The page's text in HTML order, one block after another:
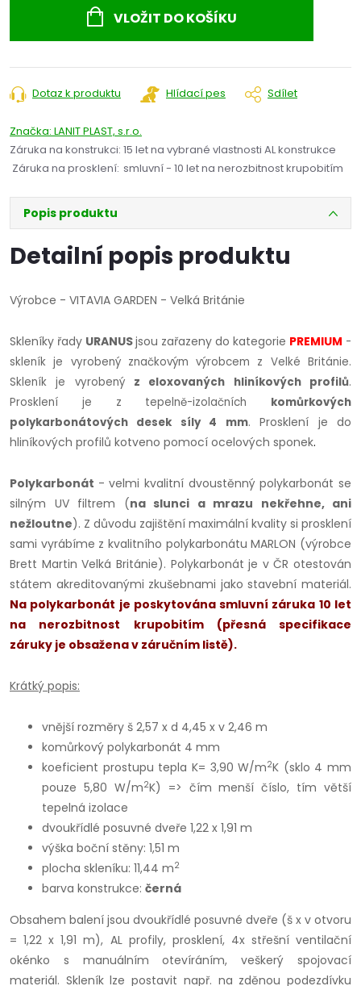
VLOŽIT DO KOŠÍKU
Dotaz k produktu Hlídací pes Sdílet
Značka: LANIT PLAST, s.r.o.
Záruka na konstrukci: 15 let na vybrané vlastnosti AL konstrukce
Záruka na prosklení: smluvní - 10 let na nerozbitnost krupobitím
Popis produktu
Detailní popis produktu
Výrobce - VITAVIA GARDEN - Velká Británie
Skleníky řady URANUSjsou zařazeny do kategorie PREMIUM -
skleník je vyrobený značkovým výrobcem z Velké Británie.
Skleník je vyrobený z eloxovaných hliníkových profilů.
Prosklení je z tepelně-izolačních komůrkových
polykarbonátových desek síly 4 mm. Prosklení je do
hliníkových profilů kotveno pomocí ocelových sponek.
Polykarbonát - velmi kvalitní dvoustěnný polykarbonát se
silným UV filtrem (na slunci a mrazu nekřehne, ani
nežloutne). Z důvodu zajištění maximální kvality si prosklení
sami vyrábíme z kvalitního polykarbonátu MARLON (výrobce
Brett Martin Velká Británie). Polykarbonát je v ČR otestován
státem akreditovanými zkušebnami jako stavební materiál.
Na polykarbonát je poskytována smluvní záruka 10 let
na nerozbitnost krupobitím (přesná specifikace
záruky je obsažena v záručním listě).
Krátký popis:
vnější rozměry š 2,57 x d 4,45 x v 2,46 m
komůrkový polykarbonát 4 mm
koeficient prostupu tepla K= 3,90 W/m2K (sklo 4 mm
pouze 5,80 W/m2K) => čím menší číslo, tím větší
tepelná izolace
dvoukřídlé posuvné dveře 1,22 x 1,91 m
výška boční stěny: 1,51 m
plocha skleníku: 11,44 m2
barva konstrukce: černá
Obsahem balení jsou dvoukřídlé posuvné dveře (š x v otvoru
= 1,22 x 1,91 m), AL profily, prosklení, 4x střešní ventilační
okénko s manuálním otevíráním, veškerý spojovací
materiál. Skleník lze postavit např. na zděnou podezdívku